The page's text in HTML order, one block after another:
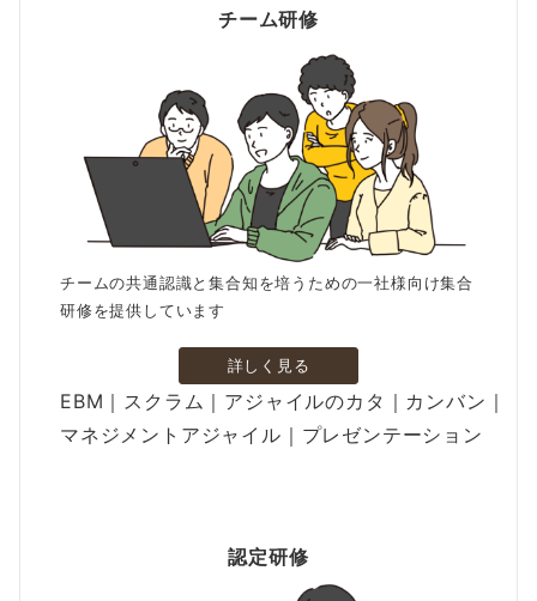
チーム研修
チームの共通認識と集合知を培うための一社様向け集合
研修を提供しています
詳しく見る
EBM｜スクラム｜アジャイルのカタ｜カンバン｜
マネジメントアジャイル｜プレゼンテーション
認定研修